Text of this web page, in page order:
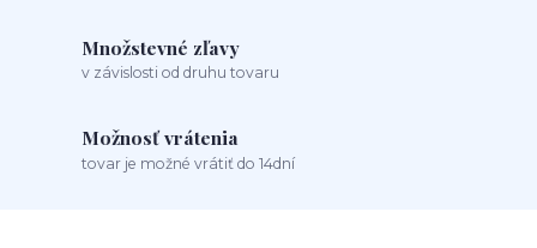
Množstevné zľavy
v závislosti od druhu tovaru
Možnosť vrátenia
tovar je možné vrátiť do 14dní